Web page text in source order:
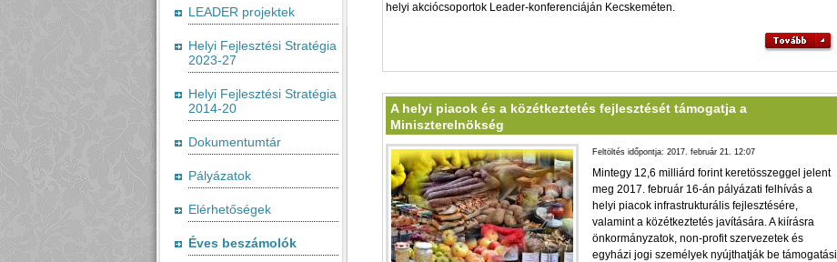
LEADER projektek
Helyi Fejlesztési Stratégia
2023-27
Helyi Fejlesztési Stratégia
2014-20
Dokumentumtár
Pályázatok
Elérhetőségek
Éves beszámolók
helyi akciócsoportok Leader-konferenciáján Kecskeméten.
A helyi piacok és a közétkeztetés fejlesztését támogatja a
Miniszterelnökség
Feltöltés időpontja: 2017. február 21. 12:07
Mintegy 12,6 milliárd forint keretösszeggel jelent
meg 2017. február 16-án pályázati felhívás a
helyi piacok infrastrukturális fejlesztésére,
valamint a közétkeztetés javítására. A kiírásra
önkormányzatok, non-profit szervezetek és
egyházi jogi személyek nyújthatják be támogatási